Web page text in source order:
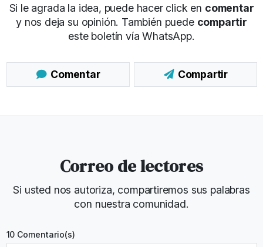
Si le agrada la idea, puede hacer click en comentar
y nos deja su opinión. También puede compartir
este boletín vía WhatsApp.
Comentar Compartir
Correo de lectores
Si usted nos autoriza, compartiremos sus palabras
con nuestra comunidad.
10 Comentario(s)